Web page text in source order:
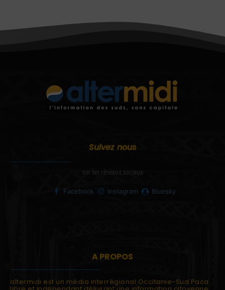
Suivez nous
sur les réseaux sociaux
Facebook Instagram Bluesky
A PROPOS
altermidi est un média interrégional Occitanie-Sud Paca